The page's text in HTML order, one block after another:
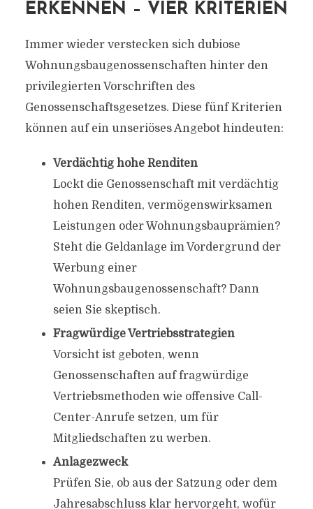
ERKENNEN – VIER KRITERIEN
Immer wieder verstecken sich dubiose
Wohnungsbaugenossenschaften hinter den
privilegierten Vorschriften des
Genossenschaftsgesetzes. Diese fünf Kriterien
können auf ein unseriöses Angebot hindeuten:
Verdächtig hohe Renditen
Lockt die Genossenschaft mit verdächtig
hohen Renditen, vermögenswirksamen
Leistungen oder Wohnungsbauprämien?
Steht die Geldanlage im Vordergrund der
Werbung einer
Wohnungsbaugenossenschaft? Dann
seien Sie skeptisch.
Fragwürdige Vertriebsstrategien
Vorsicht ist geboten, wenn
Genossenschaften auf fragwürdige
Vertriebsmethoden wie offensive Call-
Center-Anrufe setzen, um für
Mitgliedschaften zu werben.
Anlagezweck
Prüfen Sie, ob aus der Satzung oder dem
Jahresabschluss klar hervorgeht, wofür